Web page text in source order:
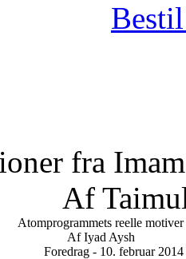
fra
Af
Atomprogrammets reelle motiver
Af Iyad Aysh
Foredrag - 10. februar 2014